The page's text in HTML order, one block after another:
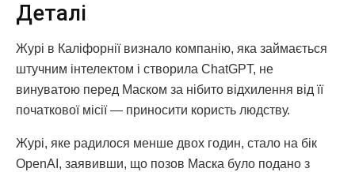
Деталі
Журі в Каліфорнії визнало компанію, яка займається
штучним інтелектом і створила ChatGPT, не
винуватою перед Маском за нібито відхилення від її
початкової місії — приносити користь людству.
Журі, яке радилося менше двох годин, стало на бік
OpenAI, заявивши, що позов Маска було подано з